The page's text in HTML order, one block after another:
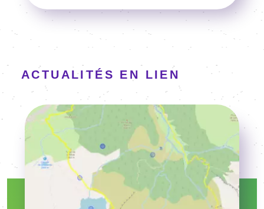
ACTUALITÉS EN LIEN
Voir l'article
Image